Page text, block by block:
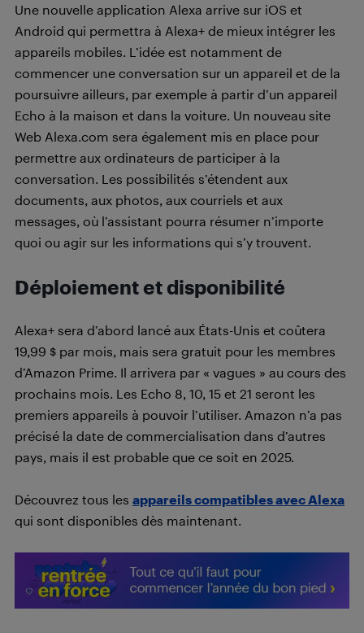
Une nouvelle application Alexa arrive sur iOS et
Android qui permettra à Alexa+ de mieux intégrer les
appareils mobiles. L’idée est notamment de
commencer une conversation sur un appareil et de la
poursuivre ailleurs, par exemple à partir d’un appareil
Echo à la maison et dans la voiture. Un nouveau site
Web Alexa.com sera également mis en place pour
permettre aux ordinateurs de participer à la
conversation. Les possibilités s’étendent aux
documents, aux photos, aux courriels et aux
messages, où l’assistant pourra résumer n’importe
quoi ou agir sur les informations qui s’y trouvent.
Déploiement et disponibilité
Alexa+ sera d’abord lancé aux États-Unis et coûtera
19,99 $ par mois, mais sera gratuit pour les membres
d’Amazon Prime. Il arrivera par « vagues » au cours des
prochains mois. Les Echo 8, 10, 15 et 21 seront les
premiers appareils à pouvoir l’utiliser. Amazon n’a pas
précisé la date de commercialisation dans d’autres
pays, mais il est probable que ce soit en 2025.
Découvrez tous les appareils compatibles avec Alexa
qui sont disponibles dès maintenant.